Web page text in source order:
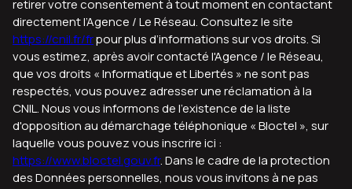
retirer votre consentement à tout moment en contactant
directement l’Agence / Le Réseau. Consultez le site
https://cnil.fr/frpour plus d’informations sur vos droits. Si
vous estimez, après avoir contacté l'Agence / le Réseau,
que vos droits « Informatique et Libertés » ne sont pas
respectés, vous pouvez adresser une réclamation à la
CNIL. Nous vous informons de l’existence de la liste
d'opposition au démarchage téléphonique « Bloctel », sur
laquelle vous pouvez vous inscrire ici :
https://www.bloctel.gouv.fr. Dans le cadre de la protection
des Données personnelles, nous vous invitons à ne pas